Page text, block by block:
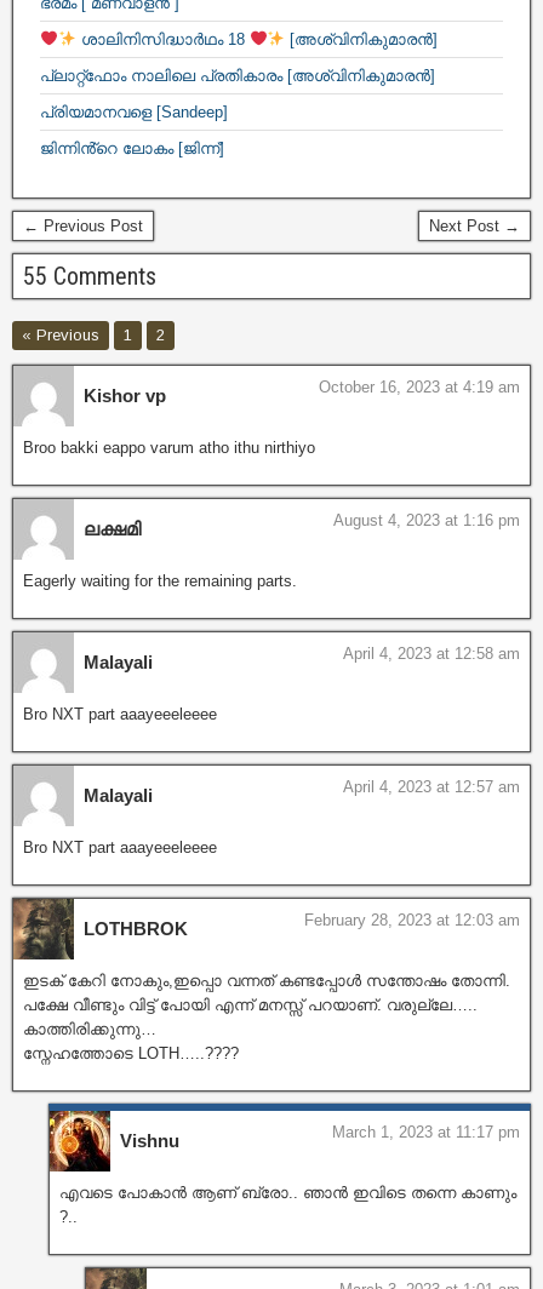
ശാലിനിസിദ്ധാർഥം 18
[അശ്വിനികുമാരൻ]
പ്ലാറ്റ്ഫോം നാലിലെ പ്രതികാരം [അശ്വിനികുമാരൻ]
പ്രിയമാനവളെ [Sandeep]
ജിന്നിൻ്റെ ലോകം [ജിന്ന്]
← Previous Post Next Post →
55 Comments
« Previous 1 2
Kishor vp October 16, 2023 at 4:19 am
Broo bakki eappo varum atho ithu nirthiyo
ലക്ഷമി August 4, 2023 at 1:16 pm
Eagerly waiting for the remaining parts.
Malayali April 4, 2023 at 12:58 am
Bro NXT part aaayeeeleeee
Malayali April 4, 2023 at 12:57 am
Bro NXT part aaayeeeleeee
LOTHBROK February 28, 2023 at 12:03 am
ഇടക് കേറി നോകും,ഇപ്പൊ വന്നത് കണ്ടപ്പോൾ സന്തോഷം തോന്നി.
പക്ഷേ വീണ്ടും വിട്ട് പോയി എന്ന് മനസ്സ് പറയാണ്. വരുല്ലേ…..
കാത്തിരിക്കുന്നു…
സ്നേഹത്തോടെ LOTH…..????
Vishnu March 1, 2023 at 11:17 pm
എവടെ പോകാൻ ആണ് ബ്രോ.. ഞാൻ ഇവിടെ തന്നെ കാണും
?..